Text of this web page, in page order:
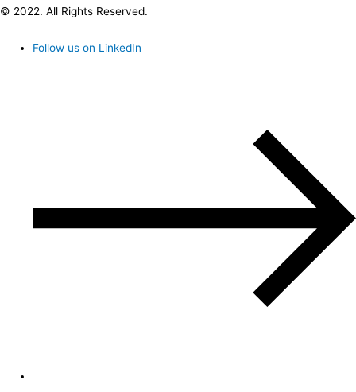
© 2022. All Rights Reserved.
Follow us on LinkedIn